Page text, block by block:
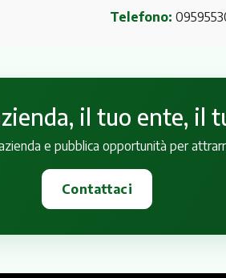
Telefono:
il tuo ente, il
e pubblica opportunità per
Contattaci